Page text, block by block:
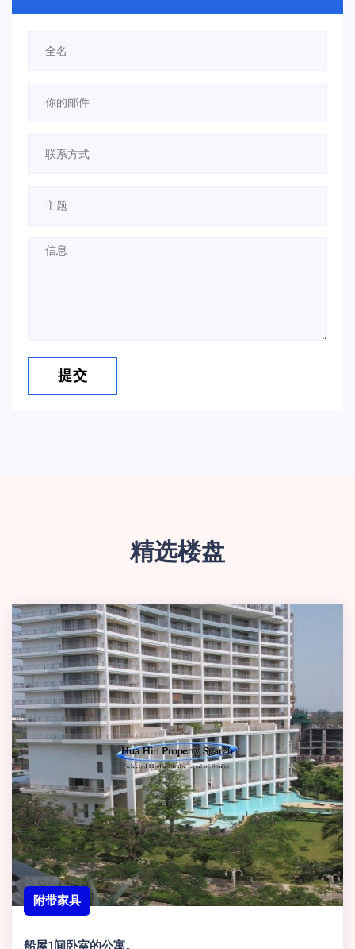
提交
精选楼盘
附带家具